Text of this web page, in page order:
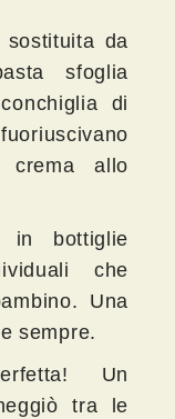
da
sfoglia
di
allo
in bottiglie
che
Una
sempre.
Un
tra le